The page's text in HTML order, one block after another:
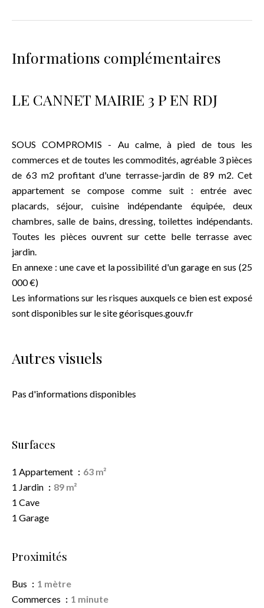
Informations complémentaires
LE CANNET MAIRIE 3 P EN RDJ
SOUS COMPROMIS - Au calme, à pied de tous les
commerces et de toutes les commodités, agréable 3 pièces
de 63 m2 profitant d'une terrasse-jardin de 89 m2. Cet
appartement se compose comme suit : entrée avec
placards, séjour, cuisine indépendante équipée, deux
chambres, salle de bains, dressing, toilettes indépendants.
Toutes les pièces ouvrent sur cette belle terrasse avec
jardin.
En annexe : une cave et la possibilité d'un garage en sus (25
000 €)
Les informations sur les risques auxquels ce bien est exposé
sont disponibles sur le site géorisques.gouv.fr
Autres visuels
Pas d'informations disponibles
Surfaces
1 Appartement
63 m²
1 Jardin
89 m²
1 Cave
1 Garage
Proximités
Bus
1 mètre
Commerces
1 minute